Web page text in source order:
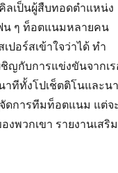
ลเป็นผู้สืบทอดตำแหน่ง
ๆ ท็อตแนมหลายคน
อร์สเข้าใจว่าได้ ทำ
ญกับการแข่งขันจากเ
าทีทั้งโปเช็ตติโนและนา
ดการทีมท็อตแนม แต่จ
พวกเขา รายงานเสริม